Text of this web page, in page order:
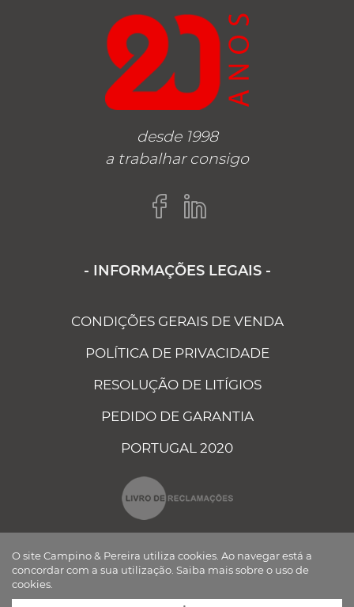
desde 1998
a trabalhar consigo
- INFORMAÇÕES LEGAIS -
CONDIÇÕES GERAIS DE VENDA
POLÍTICA DE PRIVACIDADE
RESOLUÇÃO DE LITÍGIOS
PEDIDO DE GARANTIA
PORTUGAL 2020
CAMPINO E PEREIRA - COMPONENTES ELÉCTRICOS AUTO, LDA ©
TODOS OS DIREITOS RESERVADOS Desenvolvido porBOMSITE
O site Campino & Pereira utiliza cookies. Ao navegar está a
concordar com a sua utilização. Saiba mais sobre o uso de
cookies.